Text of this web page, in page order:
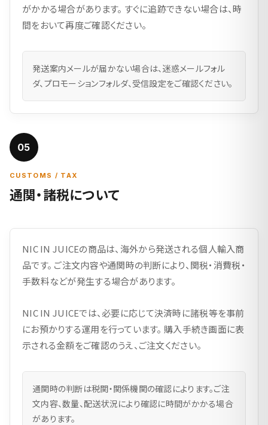
がかかる場合があります。 すぐに追跡できない場合は、時
間をおいて再度ご確認ください。
発送案内メールが届かない場合は、迷惑メールフォル
ダ、プロモーションフォルダ、受信設定をご確認ください。
05
CUSTOMS / TAX
通関・諸税について
NIC IN JUICEの商品は、海外から発送される個人輸入商
品です。 ご注文内容や通関時の判断により、関税・消費税・
手数料などが発生する場合があります。
NIC IN JUICEでは、必要に応じて決済時に諸税等を事前
にお預かりする運用を行っています。 購入手続き画面に表
示される金額をご確認のうえ、ご注文ください。
通関時の判断は税関・関係機関の確認によります。ご注
文内容、数量、配送状況により確認に時間がかかる場合
があります。